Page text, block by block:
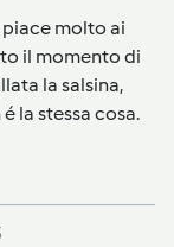
piace molto ai
il momento di
la salsina,
la stessa cosa.